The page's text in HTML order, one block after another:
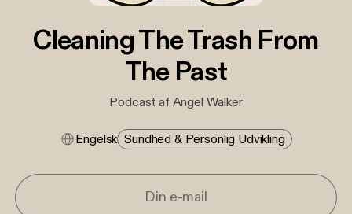
Cleaning The Trash From
The Past
Podcast af Angel Walker
Engelsk Sundhed & Personlig Udvikling